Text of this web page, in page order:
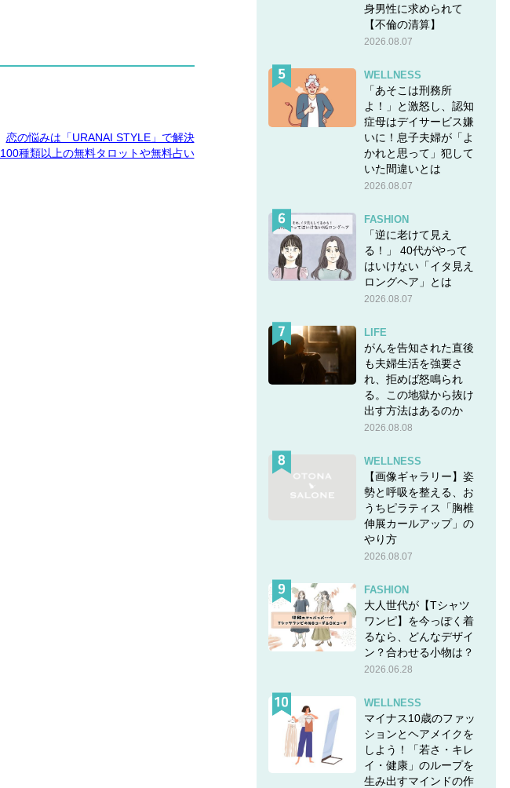
恋の悩みは「URANAI STYLE」で解決
100種類以上の無料タロットや無料占い
身男性に求められて
【不倫の清算】
2026.08.07
WELLNESS
「あそこは刑務所
よ！」と激怒し、認知
症母はデイサービス嫌
いに！息子夫婦が「よ
かれと思って」犯して
いた間違いとは
2026.08.07
FASHION
「逆に老けて見え
る！」 40代がやって
はいけない「イタ見え
ロングヘア」とは
2026.08.07
LIFE
がんを告知された直後
も夫婦生活を強要さ
れ、拒めば怒鳴られ
る。この地獄から抜け
出す方法はあるのか
2026.08.08
WELLNESS
【画像ギャラリー】姿
勢と呼吸を整える、お
うちピラティス「胸椎
伸展カールアップ」の
やり方
2026.08.07
FASHION
大人世代が【Tシャツ
ワンピ】を今っぽく着
るなら、どんなデザイ
ン？合わせる小物は？
2026.06.28
WELLNESS
マイナス10歳のファッ
ションとヘアメイクを
しよう！「若さ・キレ
イ・健康」のループを
生み出すマインドの作